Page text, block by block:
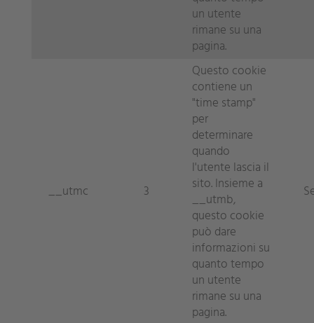
un utente
rimane su una
pagina.
__utmc 3
Questo cookie
contiene un
"time stamp"
per
determinare
quando
l'utente lascia il
sito. Insieme a
__utmb,
questo cookie
può dare
informazioni su
quanto tempo
un utente
rimane su una
pagina.